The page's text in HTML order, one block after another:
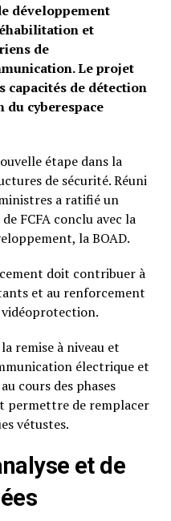
développement
et
de
Le projet
de détection
du cyberespace
étape dans la
de sécurité. Réuni
a ratifié un
FCFA conclu avec la
la BOAD.
doit contribuer à
et au renforcement
remise à niveau et
électrique et
cours des phases
permettre de remplacer
vétustes.
et de